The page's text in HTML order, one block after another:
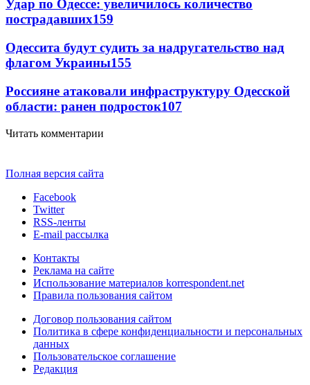
Удар по Одессе: увеличилось количество
пострадавших159
Одессита будут судить за надругательство над
флагом Украины155
Россияне атаковали инфраструктуру Одесской
области: ранен подросток107
Читать комментарии
Полная версия сайта
Facebook
Twitter
RSS-ленты
E-mail рассылка
Контакты
Реклама на сайте
Использование материалов korrespondent.net
Правила пользования сайтом
Договор пользования сайтом
Политика в сфере конфиденциальности и персональных
данных
Пользовательское соглашение
Редакция